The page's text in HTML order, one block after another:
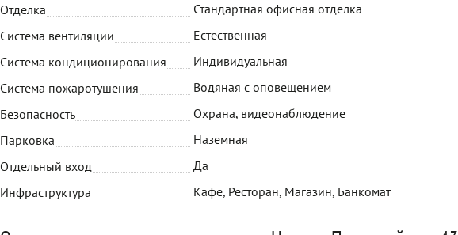
Отделка
Стандартная офисная отделка
Система вентиляции
Естественная
Система кондиционирования
Индивидуальная
Система пожаротушения
Водяная с оповещением
Безопасность
Охрана, видеонаблюдение
Парковка
Наземная
Отдельный вход
Да
Инфраструктура
Кафе, Ресторан, Магазин, Банкомат